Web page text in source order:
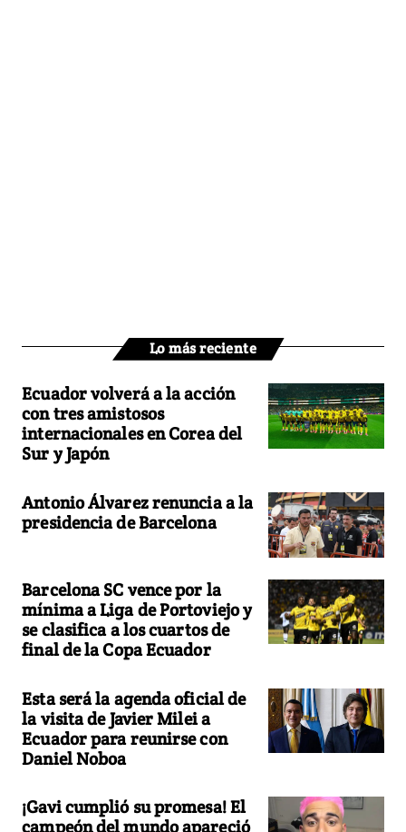
Lo más reciente
Ecuador volverá a la acción
con tres amistosos
internacionales en Corea del
Sur y Japón
Antonio Álvarez renuncia a la
presidencia de Barcelona
Barcelona SC vence por la
mínima a Liga de Portoviejo y
se clasifica a los cuartos de
final de la Copa Ecuador
Esta será la agenda oficial de
la visita de Javier Milei a
Ecuador para reunirse con
Daniel Noboa
¡Gavi cumplió su promesa! El
campeón del mundo apareció